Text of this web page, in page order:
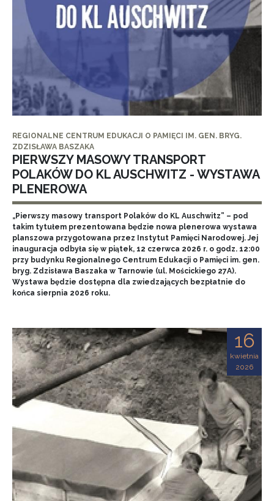
REGIONALNE CENTRUM EDUKACJI O PAMIĘCI IM. GEN. BRYG.
ZDZISŁAWA BASZAKA
PIERWSZY MASOWY TRANSPORT
POLAKÓW DO KL AUSCHWITZ - WYSTAWA
PLENEROWA
„Pierwszy masowy transport Polaków do KL Auschwitz” – pod
takim tytułem prezentowana będzie nowa plenerowa wystawa
planszowa przygotowana przez Instytut Pamięci Narodowej. Jej
inauguracja odbyła się w piątek, 12 czerwca 2026 r. o godz. 12:00
przy budynku Regionalnego Centrum Edukacji o Pamięci im. gen.
bryg. Zdzisława Baszaka w Tarnowie (ul. Mościckiego 27A).
Wystawa będzie dostępna dla zwiedzających bezpłatnie do
końca sierpnia 2026 roku.
16
kwietnia
2026